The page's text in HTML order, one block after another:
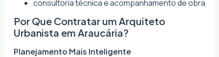
consultoria técnica e acompanhamento de obra
Por Que Contratar um Arquiteto
Urbanista em Araucária?
Planejamento Mais Inteligente